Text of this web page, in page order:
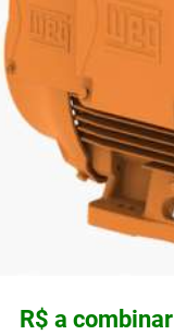
R$ a combinar